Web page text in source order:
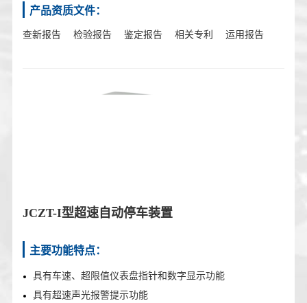
产品资质文件：
查新报告 检验报告 鉴定报告 相关专利 运用报告
JCZT-I型超速自动停车装置
主要功能特点：
具有车速、超限值仪表盘指针和数字显示功能
具有超速声光报警提示功能